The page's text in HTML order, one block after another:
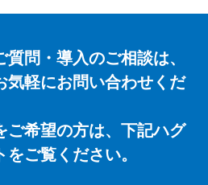
問・導入のご相談は、
気軽にお問い合わせくだ
ご希望の方は、下記ハグ
ご覧ください。